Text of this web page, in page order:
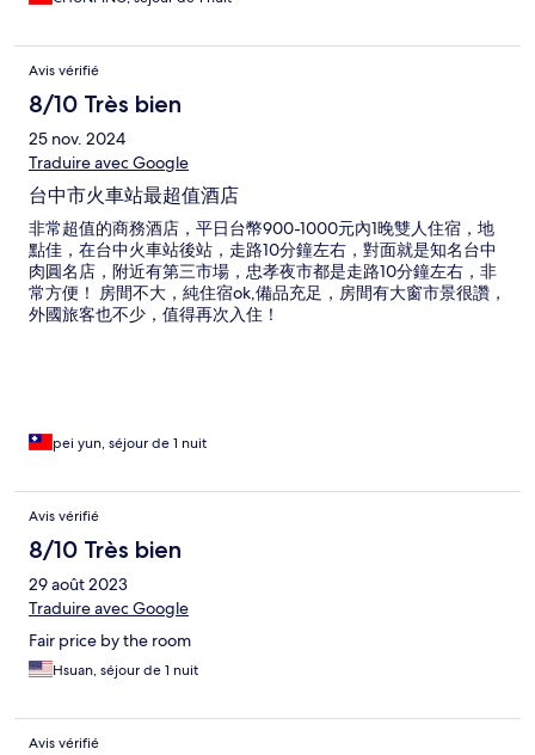
Avis vérifié
8/10 Très bien
25 nov. 2024
Traduire avec Google
台中市火車站最超值酒店
非常超值的商務酒店，平日台幣900-1000元內1晚雙人住宿，地
點佳，在台中火車站後站，走路10分鐘左右，對面就是知名台中
肉圓名店，附近有第三市場，忠孝夜市都是走路10分鐘左右，非
常方便！ 房間不大，純住宿ok,備品充足，房間有大窗市景很讚，
外國旅客也不少，值得再次入住！
pei yun, séjour de 1 nuit
Avis vérifié
8/10 Très bien
29 août 2023
Traduire avec Google
Fair price by the room
Hsuan, séjour de 1 nuit
Avis vérifié